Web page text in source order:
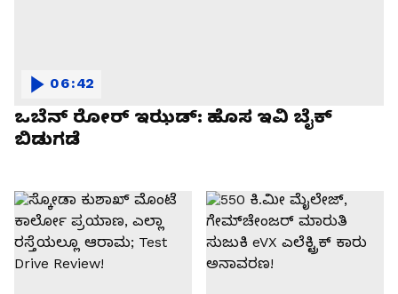
ಒಬೆನ್ ರೋರ್ ಇಝಡ್: ಹೊಸ ಇವಿ ಬೈಕ್
ಬಿಡುಗಡೆ
06:42